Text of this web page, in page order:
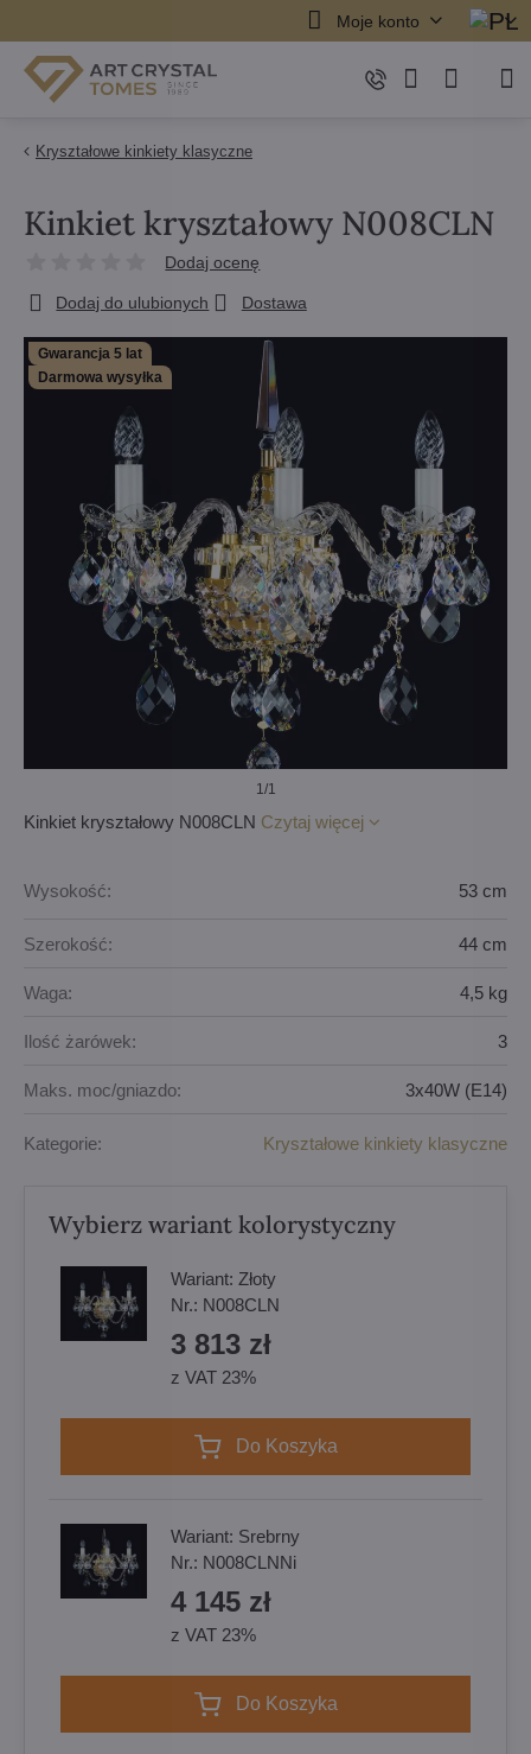
Moje konto
Kryształowe kinkiety klasyczne
Gwarancja 5 lat
Darmowa wysyłka
1/1
Kinkiet kryształowy N008CLN
Dodaj ocenę
Dodaj do ulubionych Dostawa
Kinkiet kryształowy N008CLN Czytaj więcej
Wysokość: 53 cm
Szerokość: 44 cm
Waga: 4,5 kg
Ilość żarówek: 3
Maks. moc/gniazdo: 3x40W (E14)
Kategorie: Kryształowe kinkiety klasyczne
Wybierz wariant kolorystyczny
Wariant: Złoty
Nr.: N008CLN
3 813 zł
z VAT 23%
Do Koszyka
Wariant: Srebrny
Nr.: N008CLNNi
4 145 zł
z VAT 23%
Do Koszyka